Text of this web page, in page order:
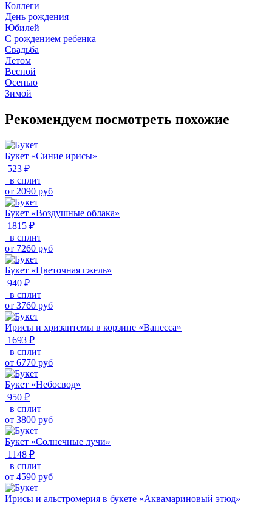
Коллеги
День рождения
Юбилей
С рождением ребенка
Свадьба
Летом
Весной
Осенью
Зимой
Рекомендуем посмотреть похожие
Букет «Синие ирисы»
523 ₽
в сплит
от 2090 руб
Букет «Воздушные облака»
1815 ₽
в сплит
от 7260 руб
Букет «Цветочная гжель»
940 ₽
в сплит
от 3760 руб
Ирисы и хризантемы в корзине «Ванесса»
1693 ₽
в сплит
от 6770 руб
Букет «Небосвод»
950 ₽
в сплит
от 3800 руб
Букет «Солнечные лучи»
1148 ₽
в сплит
от 4590 руб
Ирисы и альстромерия в букете «Аквамариновый этюд»